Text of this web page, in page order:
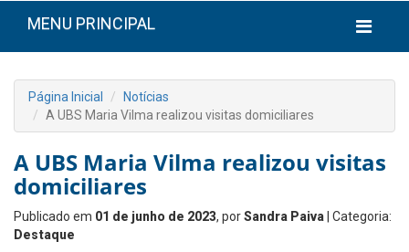
MENU PRINCIPAL
Página Inicial
Notícias
A UBS Maria Vilma realizou visitas domiciliares
A UBS Maria Vilma realizou visitas
domiciliares
Publicado em 01 de junho de 2023, porSandra Paiva | Categoria:
Destaque